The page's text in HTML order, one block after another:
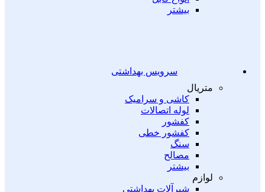
بیشتر
سرویس بهداشتی
متریال
کاشی و سرامیک
لوله اتصالات
کفشور
کفشور خطی
سنگ
مصالح
بیشتر
لوازم
شیرآلات بهداشتی